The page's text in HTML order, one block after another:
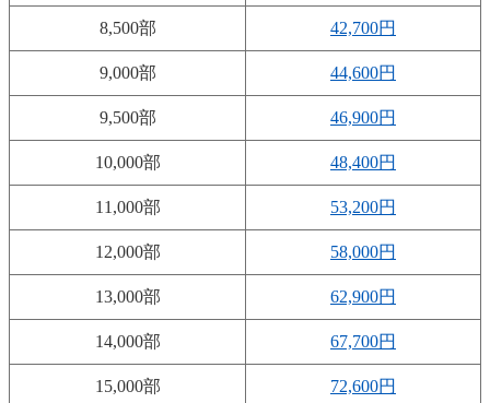
8,500部 42,700円
9,000部 44,600円
9,500部 46,900円
10,000部 48,400円
11,000部 53,200円
12,000部 58,000円
13,000部 62,900円
14,000部 67,700円
15,000部 72,600円